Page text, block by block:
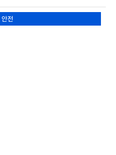
안전